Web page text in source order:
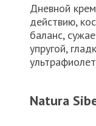
Дневной
действию,
баланс,
упругой,
Natura